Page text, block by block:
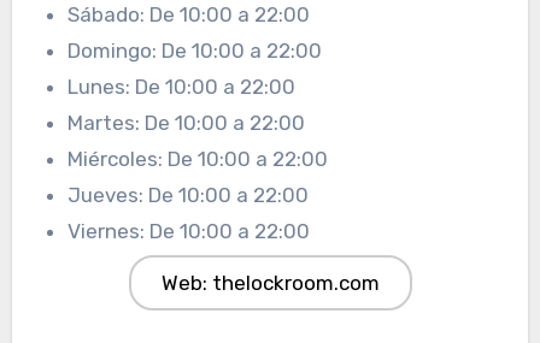
Sábado: De 10:00 a 22:00
Domingo: De 10:00 a 22:00
Lunes: De 10:00 a 22:00
Martes: De 10:00 a 22:00
Miércoles: De 10:00 a 22:00
Jueves: De 10:00 a 22:00
Viernes: De 10:00 a 22:00
Web: thelockroom.com